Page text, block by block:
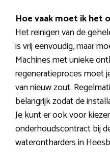
Hoe vaak moet ik het
Het reinigen van de
is vrij eenvoudig, maar
Machines met unieke
regeneratieproces moet
van nieuw zout.
belangrijk zodat de
Je kunt er ook voor
onderhoudscontract bij
waterontharders in